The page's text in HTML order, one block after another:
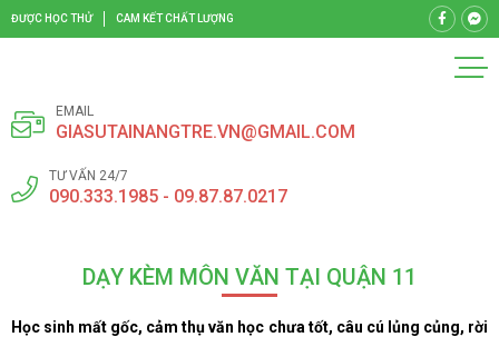
ĐƯỢC HỌC THỬ CAM KẾT CHẤT LƯỢNG
EMAIL
GIASUTAINANGTRE.VN@GMAIL.COM
TƯ VẤN 24/7
090.333.1985 - 09.87.87.0217
DẠY KÈM MÔN VĂN TẠI QUẬN 11
Học sinh mất gốc, cảm thụ văn học chưa tốt, câu cú lủng củng, rời